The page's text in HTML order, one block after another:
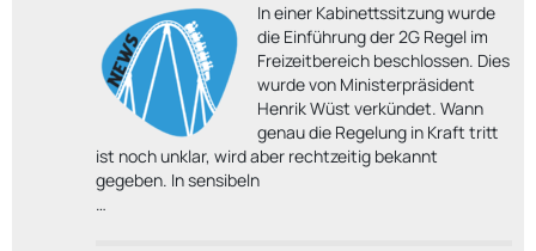
In einer Kabinettssitzung wurde
die Einführung der 2G Regel im
Freizeitbereich beschlossen. Dies
wurde von Ministerpräsident
Henrik Wüst verkündet. Wann
genau die Regelung in Kraft tritt
ist noch unklar, wird aber rechtzeitig bekannt
gegeben. In sensibeln
…